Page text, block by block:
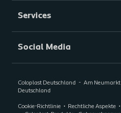
Services
Social Media
Coloplast Deutschland Am Neumarkt
Deutschland
Cookie-Richtlinie Rechtliche Aspekte